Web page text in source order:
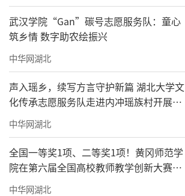
武汉学院“Gan”碳号志愿服务队：童心
筑乡情 数字助农绘振兴
中华网湖北
声入瑶乡，续写方言守护新篇 湖北大学文
化传承志愿服务队走进内冲瑶族村开展方
言保护调研
中华网湖北
全国一等奖1项、二等奖1项！黄冈师范学
院在第六届全国高校教师教学创新大赛中
实现历史性突破
中华网湖北